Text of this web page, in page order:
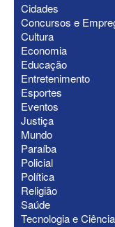
ELEIÇÕES
anuncia Zé
Medeiros na
Cidades
Concursos e
Cultura
Economia
Educação
Entretenimento
Esportes
Eventos
Justiça
Mundo
Paraíba
Policial
Política
Religião
Saúde
Tecnologia e Ciência